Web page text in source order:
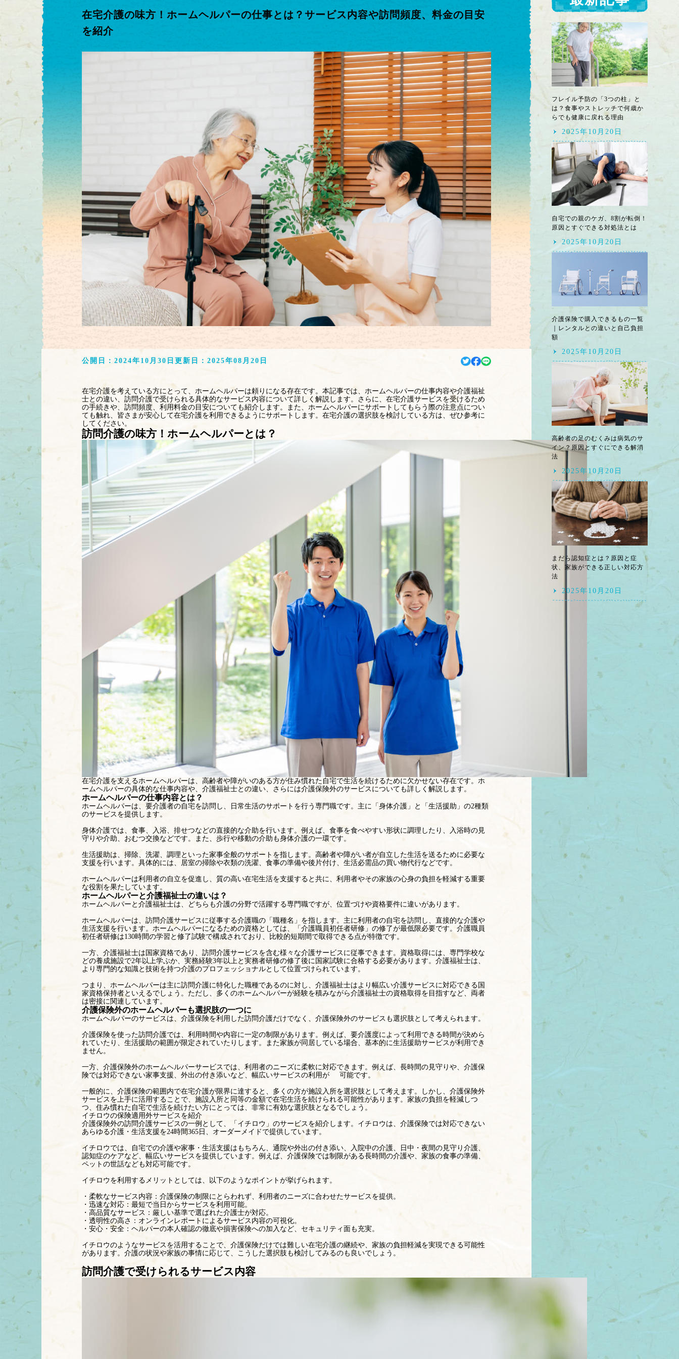
在宅介護の味方！ホームヘルパーの仕事とは？サービス内容や訪問頻度、料金の目安
を紹介
公開日： 2024年10月30日 更新日： 2025年08月20日
在宅介護を考えている方にとって、ホームヘルパーは頼りになる存在です。本記事では、ホームヘルパーの仕事内容や介護福祉
士との違い、訪問介護で受けられる具体的なサービス内容について詳しく解説します。さらに、在宅介護サービスを受けるため
の手続きや、訪問頻度、利用料金の目安についても紹介します。また、ホームヘルパーにサポートしてもらう際の注意点につい
ても触れ、皆さまが安心して在宅介護を利用できるようにサポートします。在宅介護の選択肢を検討している方は、ぜひ参考に
してください。
訪問介護の味方！ホームヘルパーとは？
在宅介護を支えるホームヘルパーは、高齢者や障がいのある方が住み慣れた自宅で生活を続けるために欠かせない存在です。ホ
ームヘルパーの具体的な仕事内容や、介護福祉士との違い、さらには介護保険外のサービスについても詳しく解説します。
ホームヘルパーの仕事内容とは？
ホームヘルパーは、要介護者の自宅を訪問し、日常生活のサポートを行う専門職です。主に「身体介護」と「生活援助」の2種類
のサービスを提供します。
身体介護では、食事、入浴、排せつなどの直接的な介助を行います。例えば、食事を食べやすい形状に調理したり、入浴時の見
守りや介助、おむつ交換などです。また、歩行や移動の介助も身体介護の一環です。
生活援助は、掃除、洗濯、調理といった家事全般のサポートを指します。高齢者や障がい者が自立した生活を送るために必要な
支援を行います。具体的には、居室の掃除や衣類の洗濯、食事の準備や後片付け、生活必需品の買い物代行などです。
ホームヘルパーは利用者の自立を促進し、質の高い在宅生活を支援すると共に、利用者やその家族の心身の負担を軽減する重要
な役割を果たしています。
ホームヘルパーと介護福祉士の違いは？
ホームヘルパーと介護福祉士は、どちらも介護の分野で活躍する専門職ですが、位置づけや資格要件に違いがあります。
ホームヘルパーは、訪問介護サービスに従事する介護職の「職種名」を指します。主に利用者の自宅を訪問し、直接的な介護や
生活支援を行います。ホームヘルパーになるための資格としては、「介護職員初任者研修」の修了が最低限必要です。介護職員
初任者研修は130時間の学習と修了試験で構成されており、比較的短期間で取得できる点が特徴です。
一方、介護福祉士は国家資格であり、訪問介護サービスを含む様々な介護サービスに従事できます。資格取得には、専門学校な
どの養成施設で2年以上学ぶか、実務経験3年以上と実務者研修の修了後に国家試験に合格する必要があります。介護福祉士は、
より専門的な知識と技術を持つ介護のプロフェッショナルとして位置づけられています。
つまり、ホームヘルパーは主に訪問介護に特化した職種であるのに対し、介護福祉士はより幅広い介護サービスに対応できる国
家資格保持者といえるでしょう。ただし、多くのホームヘルパーが経験を積みながら介護福祉士の資格取得を目指すなど、両者
は密接に関連しています。
介護保険外のホームヘルパーも選択肢の一つに
ホームヘルパーのサービスは、介護保険を利用した訪問介護だけでなく、介護保険外のサービスも選択肢として考えられます。
介護保険を使った訪問介護では、利用時間や内容に一定の制限があります。例えば、要介護度によって利用できる時間が決めら
れていたり、生活援助の範囲が限定されていたりします。また家族が同居している場合、基本的に生活援助サービスが利用でき
ません。
一方、介護保険外のホームヘルパーサービスでは、利用者のニーズに柔軟に対応できます。例えば、長時間の見守りや、介護保
険では対応できない家事支援、外出の付き添いなど、幅広いサービスの利用が 可能です。
一般的に、介護保険の範囲内で在宅介護が限界に達すると、多くの方が施設入所を選択肢として考えます。しかし、介護保険外
サービスを上手に活用することで、施設入所と同等の金額で在宅生活を続けられる可能性があります。家族の負担を軽減しつ
つ、住み慣れた自宅で生活を続けたい方にとっては、非常に有効な選択肢となるでしょう。
イチロウの保険適用外サービスを紹介
介護保険外の訪問介護サービスの一例として、「 イチロウ 」のサービスを紹介します。イチロウは、介護保険では対応できない
あらゆる介護・生活支援を24時間365日、オーダーメイドで提供しています。
イチロウでは、自宅での介護や家事・生活支援はもちろん、通院や外出の付き添い、入院中の介護、日中・夜間の見守り介護、
認知症のケアなど、幅広いサービスを提供しています。例えば、介護保険では制限がある長時間の介護や、家族の食事の準備、
ペットの世話なども対応可能です。
イチロウを利用するメリットとしては、以下のようなポイントが挙げられます。
・柔軟なサービス内容：介護保険の制限にとらわれず、利用者のニーズに合わせたサービスを提供。
・迅速な対応：最短で当日からサービスを利用可能。
・高品質なサービス：厳しい基準で選ばれた介護士が対応。
・透明性の高さ：オンラインレポートによるサービス内容の可視化。
・安心・安全：ヘルパーの本人確認の徹底や損害保険への加入など、セキュリティ面も充実。
イチロウのようなサービスを活用することで、介護保険だけでは難しい在宅介護の継続や、家族の負担軽減を実現できる可能性
があります。介護の状況や家族の事情に応じて、こうした選択肢も検討してみるのも良いでしょう。
訪問介護で受けられるサービス内容
フレイル予防の「3つの柱」と
は？食事やストレッチで何歳か
らでも健康に戻れる理由
2025年10月20日
自宅での親のケガ、8割が転倒！
原因とすぐできる対処法とは
2025年10月20日
介護保険で購入できるもの一覧
｜レンタルとの違いと自己負担
額
2025年10月20日
高齢者の足のむくみは病気のサ
イン？原因とすぐにできる解消
法
2025年10月20日
まだら認知症とは？原因と症
状、家族ができる正しい対応方
法
2025年10月20日